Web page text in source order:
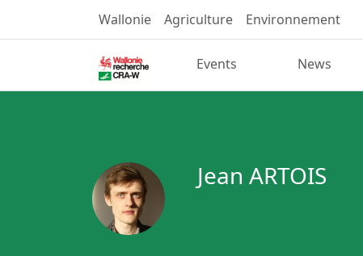
Wallonie Agriculture Environnement
Events News
Jean ARTOIS